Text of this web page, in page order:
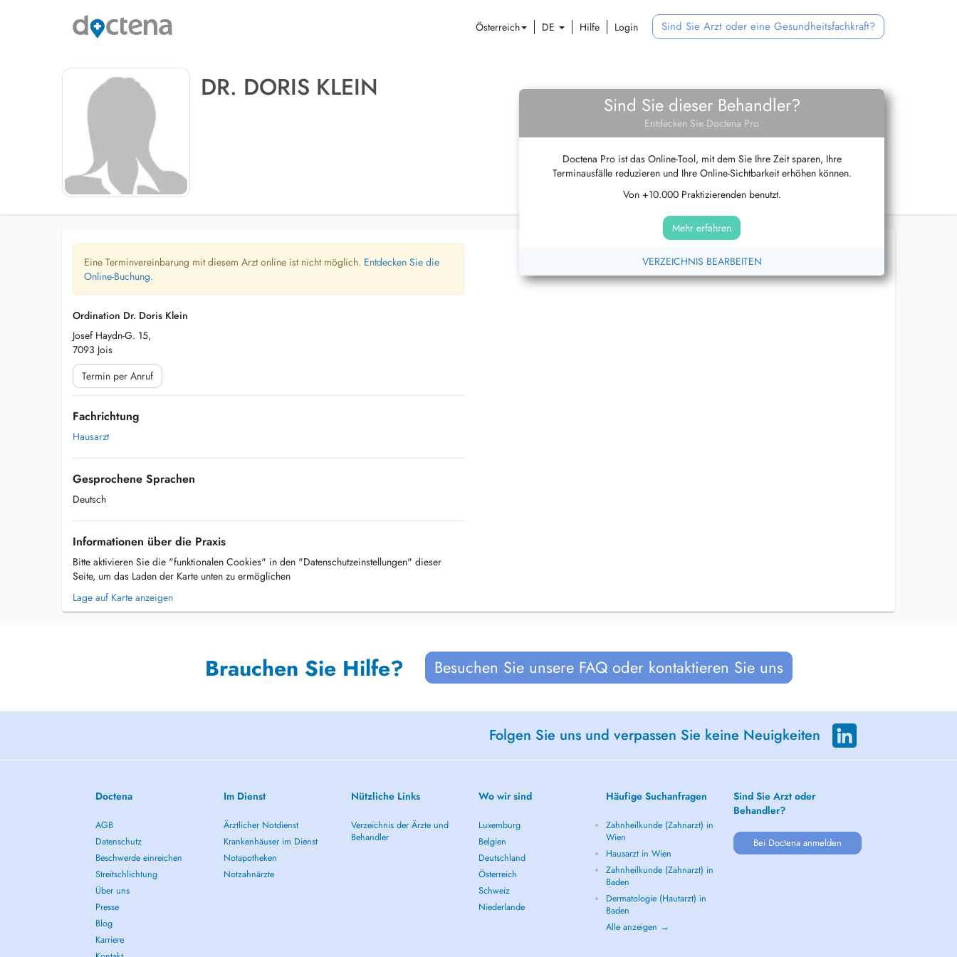
Österreich DE Hilfe Login Sind Sie Arzt oder eine Gesundheitsfachkraft?
DR. DORIS KLEIN
Sind Sie dieser Behandler?
Entdecken Sie Doctena Pro
Doctena Pro ist das Online-Tool, mit dem Sie Ihre Zeit sparen, Ihre
Terminausfälle reduzieren und Ihre Online-Sichtbarkeit erhöhen können.
Von +10.000 Praktizierenden benutzt.
Mehr erfahren
VERZEICHNIS BEARBEITEN
Eine Terminvereinbarung mit diesem Arzt online ist nicht möglich. Entdecken Sie die
Online-Buchung.
Ordination Dr. Doris Klein
Josef Haydn-G. 15,
7093 Jois
Termin per Anruf
Fachrichtung
Hausarzt
Gesprochene Sprachen
Deutsch
Informationen über die Praxis
Bitte aktivieren Sie die "funktionalen Cookies" in den "Datenschutzeinstellungen" dieser
Seite, um das Laden der Karte unten zu ermöglichen
Lage auf Karte anzeigen
Brauchen Sie Hilfe? Besuchen Sie unsere FAQ oder kontaktieren Sie uns
Folgen Sie uns und verpassen Sie keine Neuigkeiten
Doctena
AGB
Datenschutz
Beschwerde einreichen
Streitschlichtung
Über uns
Presse
Blog
Karriere
Im Dienst
Ärztlicher Notdienst
Krankenhäuser im Dienst
Notapotheken
Notzahnärzte
Nützliche Links
Verzeichnis der Ärzte und
Behandler
Wo wir sind
Luxemburg
Belgien
Deutschland
Österreich
Schweiz
Niederlande
Häufige Suchanfragen
Zahnheilkunde (Zahnarzt) in
Wien
Hausarzt in Wien
Zahnheilkunde (Zahnarzt) in
Baden
Dermatologie (Hautarzt) in
Baden
Alle anzeigen →
Sind Sie Arzt oder
Behandler?
Bei Doctena anmelden